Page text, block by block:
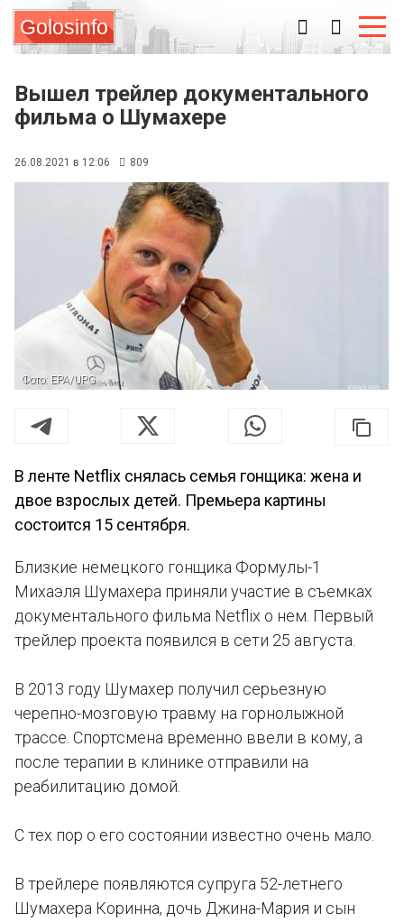
Golosinfo
Вышел трейлер документального
фильма о Шумахере
26.08.2021 в 12:06 809
Фото: EPA/UPG
В ленте Netflix снялась семья гонщика: жена и
двое взрослых детей. Премьера картины
состоится 15 сентября.
Близкие немецкого гонщика Формулы-1
Михаэля Шумахера приняли участие в съемках
документального фильма Netflix о нем. Первый
трейлер проекта появился в сети 25 августа.
В 2013 году Шумахер получил серьезную
черепно-мозговую травму на горнолыжной
трассе. Спортсмена временно ввели в кому, а
после терапии в клинике отправили на
реабилитацию домой.
С тех пор о его состоянии известно очень мало.
В трейлере появляются супруга 52-летнего
Шумахера Коринна, дочь Джина-Мария и сын